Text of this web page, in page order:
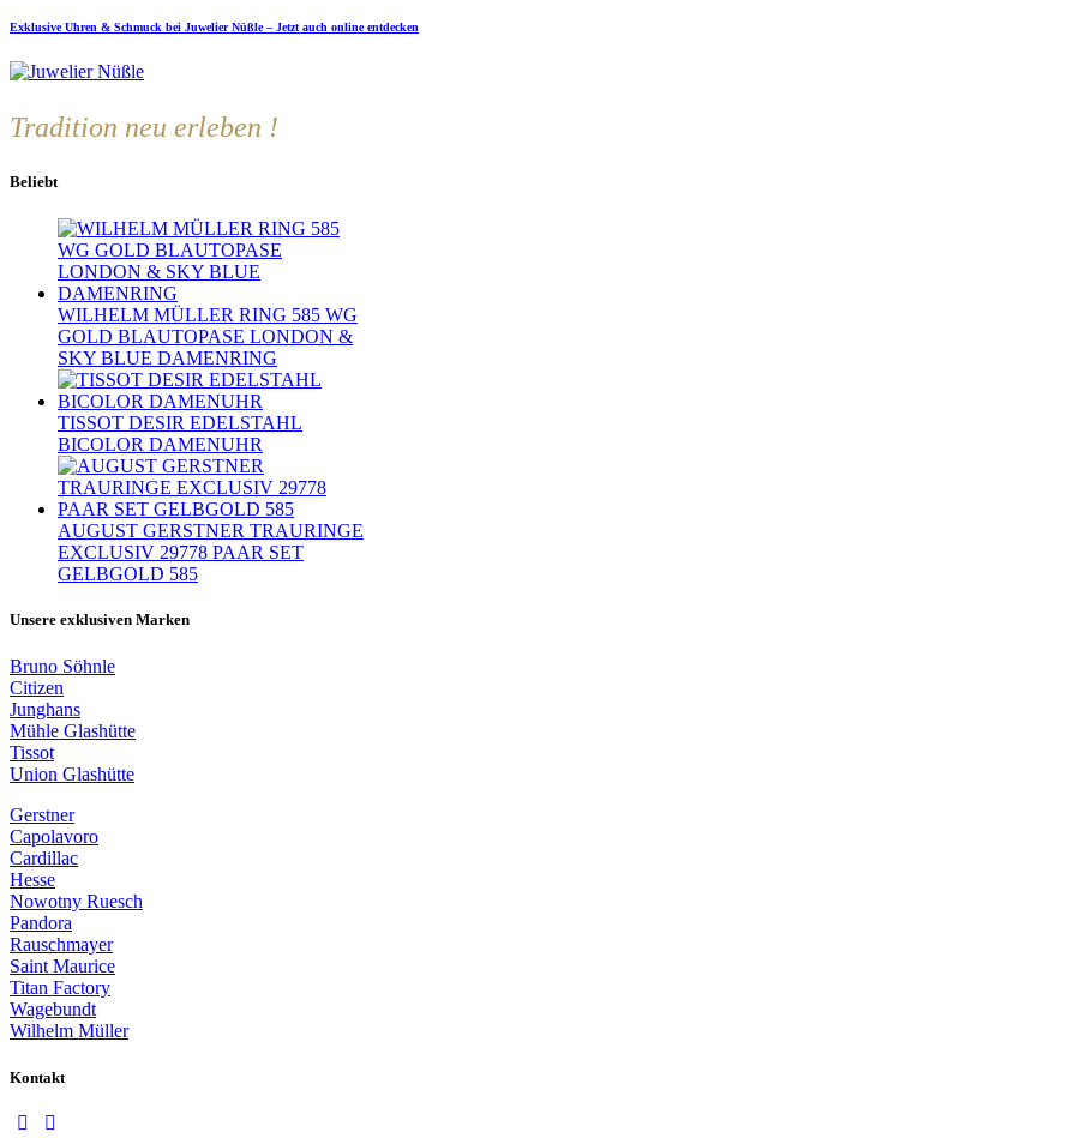
Exklusive Uhren & Schmuck bei Juwelier Nüßle – Jetzt auch online entdecken
Tradition neu erleben !
Beliebt
WILHELM MÜLLER RING 585 WG
GOLD BLAUTOPASE LONDON &
SKY BLUE DAMENRING
TISSOT DESIR EDELSTAHL
BICOLOR DAMENUHR
AUGUST GERSTNER TRAURINGE
EXCLUSIV 29778 PAAR SET
GELBGOLD 585
Unsere exklusiven Marken
Bruno Söhnle
Citizen
Junghans
Mühle Glashütte
Tissot
Union Glashütte
Gerstner
Capolavoro
Cardillac
Hesse
Nowotny Ruesch
Pandora
Rauschmayer
Saint Maurice
Titan Factory
Wagebundt
Wilhelm Müller
Kontakt